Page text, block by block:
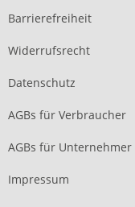
Barrierefreiheit
Widerrufsrecht
Datenschutz
AGBs für Verbraucher
AGBs für Unternehmer
Impressum